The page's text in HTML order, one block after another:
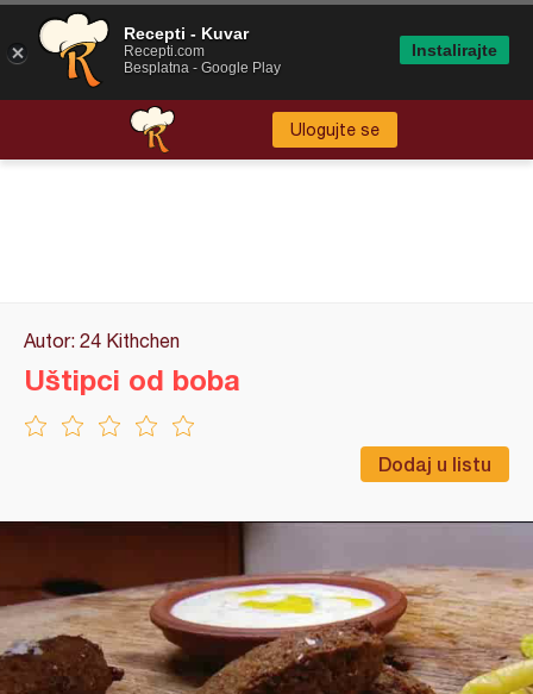
Ulogujte se
Autor: 24 Kithchen
Dodaj u listu
Uštipci od boba
Recepti - Kuvar
Recepti.com
Besplatna - Google Play
Instalirajte